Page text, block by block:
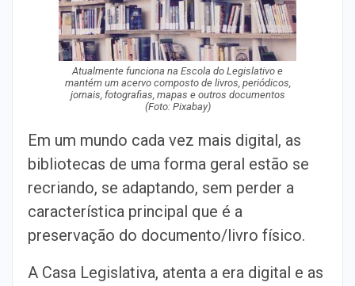
Atualmente funciona na Escola do Legislativo e
mantém um acervo composto de livros, periódicos,
jornais, fotografias, mapas e outros documentos
(Foto: Pixabay)
Em um mundo cada vez mais digital, as
bibliotecas de uma forma geral estão se
recriando, se adaptando, sem perder a
característica principal que é a
preservação do documento/livro físico.
A Casa Legislativa, atenta a era digital e as